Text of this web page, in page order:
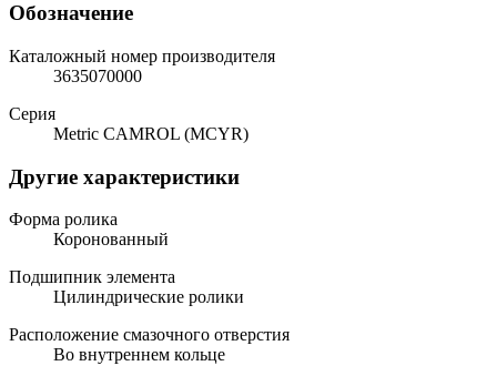
Обозначение
Каталожный номер производителя
3635070000
Серия
Metric CAMROL (MCYR)
Другие характеристики
Форма ролика
Коронованный
Подшипник элемента
Цилиндрические ролики
Расположение смазочного отверстия
Во внутреннем кольце